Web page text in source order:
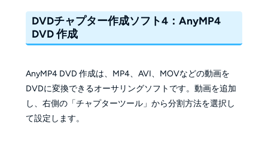
DVDチャプター作成ソフト4：AnyMP4
DVD 作成
AnyMP4 DVD 作成は、MP4、AVI、MOVなどの動画を
DVDに変換できるオーサリングソフトです。動画を追加
し、右側の「チャプターツール」から分割方法を選択し
て設定します。